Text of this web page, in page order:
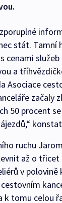
stát. Tamní
cenami
a
Asociace
začaly
50 procent
ruchu
až o třicet
v polovině
k tomu celou